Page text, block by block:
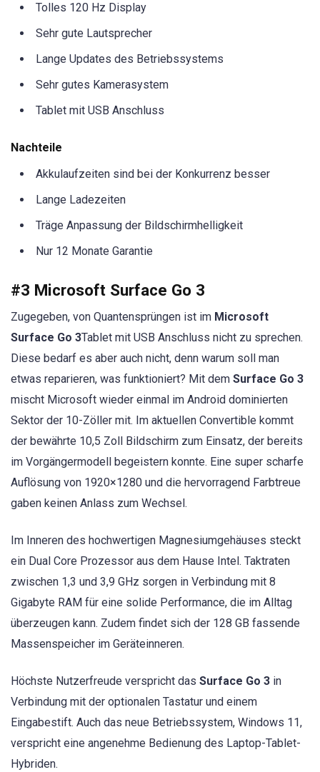
Tolles 120 Hz Display
Sehr gute Lautsprecher
Lange Updates des Betriebssystems
Sehr gutes Kamerasystem
Tablet mit USB Anschluss
Nachteile
Akkulaufzeiten sind bei der Konkurrenz besser
Lange Ladezeiten
Träge Anpassung der Bildschirmhelligkeit
Nur 12 Monate Garantie
#3 Microsoft Surface Go 3
Zugegeben, von Quantensprüngen ist im Microsoft
Surface Go 3Tablet mit USB Anschluss nicht zu sprechen.
Diese bedarf es aber auch nicht, denn warum soll man
etwas reparieren, was funktioniert? Mit dem Surface Go 3
mischt Microsoft wieder einmal im Android dominierten
Sektor der 10-Zöller mit. Im aktuellen Convertible kommt
der bewährte 10,5 Zoll Bildschirm zum Einsatz, der bereits
im Vorgängermodell begeistern konnte. Eine super scharfe
Auflösung von 1920×1280 und die hervorragend Farbtreue
gaben keinen Anlass zum Wechsel.
Im Inneren des hochwertigen Magnesiumgehäuses steckt
ein Dual Core Prozessor aus dem Hause Intel. Taktraten
zwischen 1,3 und 3,9 GHz sorgen in Verbindung mit 8
Gigabyte RAM für eine solide Performance, die im Alltag
überzeugen kann. Zudem findet sich der 128 GB fassende
Massenspeicher im Geräteinneren.
Höchste Nutzerfreude verspricht das Surface Go 3 in
Verbindung mit der optionalen Tastatur und einem
Eingabestift. Auch das neue Betriebssystem, Windows 11,
verspricht eine angenehme Bedienung des Laptop-Tablet-
Hybriden.